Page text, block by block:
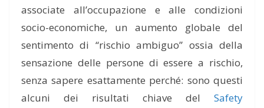
associate all’occupazione e alle condizioni
socio-economiche, un aumento globale del
sentimentodi “rischio ambiguo” ossia della
sensazione delle persone di essere a rischio,
senza sapere esattamente perché: sonoquesti
alcuni dei risultati chiave del Safety